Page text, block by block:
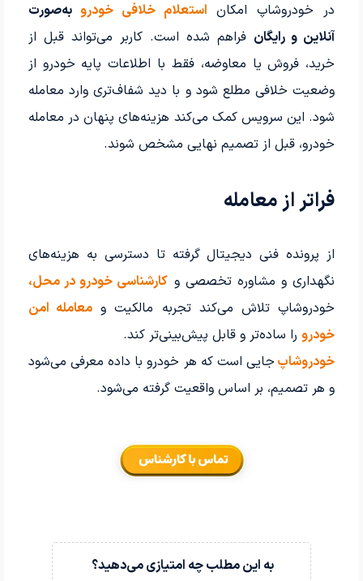
در خودروشاپ امکان استعلام خلافی خودروبه‌صورت
آنلاین و رایگان فراهم شده است. کاربر می‌تواند قبل از
خرید، فروش یا معاوضه، فقط با اطلاعات پایه خودرو از
وضعیت خلافی مطلع شود و با دید شفاف‌تری وارد معامله
شود. این سرویس کمک می‌کند هزینه‌های پنهان در معامله
خودرو، قبل از تصمیم نهایی مشخص شوند.
فراتر از معامله
از پرونده فنی دیجیتال گرفته تا دسترسی به هزینه‌های
نگهداری و مشاوره تخصصی و کارشناسی خودرو در محل،
خودروشاپ تلاش می‌کند تجربه مالکیت و معامله امن
خودرورا ساده‌تر و قابل پیش‌بینی‌تر کند.
خودروشاپ جایی است که هر خودرو با داده معرفی می‌شود
و هر تصمیم، بر اساس واقعیت گرفته می‌شود.
به این مطلب چه امتیازی می‌دهید؟